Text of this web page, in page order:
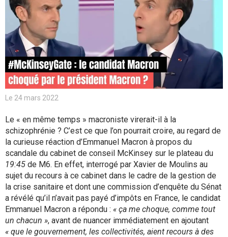
Le 24 mars 2022
Le « en même temps » macroniste virerait-il à la
schizophrénie ? C’est ce que l’on pourrait croire, au regard de
la curieuse réaction d’Emmanuel Macron à propos du
scandale du cabinet de conseil McKinsey sur le plateau du
19:45 de M6. En effet, interrogé par Xavier de Moulins au
sujet du recours à ce cabinet dans le cadre de la gestion de
la crise sanitaire et dont une commission d’enquête du Sénat
a révélé qu’il n’avait pas payé d’impôts en France, le candidat
Emmanuel Macron a répondu : « ça me choque, comme tout
un chacun », avant de nuancer immédiatement en ajoutant
« que le gouvernement, les collectivités, aient recours à des